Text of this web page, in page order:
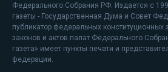
Федерального Собрания РФ. Издается с
газеты - Государственная Дума и Совет
публикатор федеральных
законов и актов палат Федерального
газета» имеет пункты печати и
федерации.